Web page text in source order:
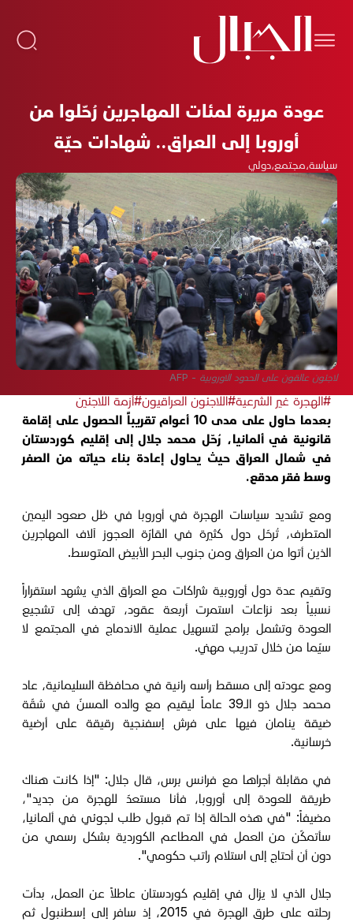
عودة مريرة لمئات المهاجرين رُحّلوا من
أوروبا إلى العراق.. شهادات حيّة
سياسة،مجتمع،دولي
لاجئون عالقون على الحدود الاوروبية - AFP
#الهجرة غير الشرعية#اللاجئون العراقيون#أزمة اللاجئين
بعدما حاول على مدى 10 أعوام تقريباً الحصول على إقامة
قانونية في ألمانيا، رُحّل محمد جلال إلى إقليم كوردستان
في شمال العراق حيث يحاول إعادة بناء حياته من الصفر
وسط فقر مدقع.
ومع تشديد سياسات الهجرة في أوروبا في ظل صعود اليمين
المتطرف، تُرحّل دول كثيرة في القارّة العجوز آلاف المهاجرين
الذين أتوا من العراق ومن جنوب البحر الأبيض المتوسط.
وتقيم عدة دول أوروبية شراكات مع العراق الذي يشهد استقراراً
نسبياً بعد نزاعات استمرت أربعة عقود، تهدف إلى تشجيع
العودة وتشمل برامج لتسهيل عملية الاندماج في المجتمع لا
سيّما من خلال تدريب مهني.
ومع عودته إلى مسقط رأسه رانية في محافظة السليمانية، عاد
محمد جلال ذو الـ39 عاماً ليقيم مع والده المسنّ في شقّة
ضيقة ينامان فيها على فرش إسفنجية رقيقة على أرضية
خرسانية.
في مقابلة أجراها مع فرانس برس، قال جلال: "إذا كانت هناك
طريقة للعودة إلى أوروبا، فأنا مستعدّ للهجرة من جديد"،
مضيفاً: "في هذه الحالة إذا تم قبول طلب لجوئي في ألمانيا،
سأتمكّن من العمل في المطاعم الكوردية بشكل رسمي من
دون أن أحتاج إلى استلام راتب حكومي".
جلال الذي لا يزال في إقليم كوردستان عاطلاً عن العمل، بدأت
رحلته على طرق الهجرة في 2015، إذ سافر إلى إسطنبول ثم